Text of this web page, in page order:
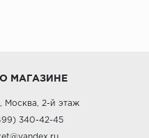
МАГАЗИНЕ
Москва, 2-й этаж
340-42-45